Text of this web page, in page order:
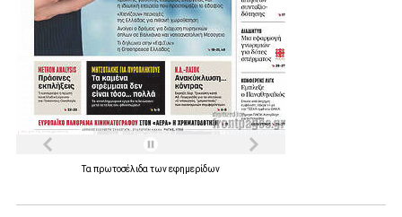
Τα πρωτοσέλιδα τωνεφημερίδων